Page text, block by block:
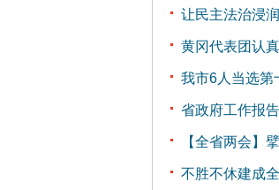
让民主法治浸
黄冈代表团认
我市6人当选第
省政府工作报
【全省两会】
不胜不休建成